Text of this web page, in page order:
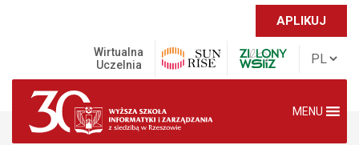
APLIKUJ
Wirtualna
Uczelnia
MENU